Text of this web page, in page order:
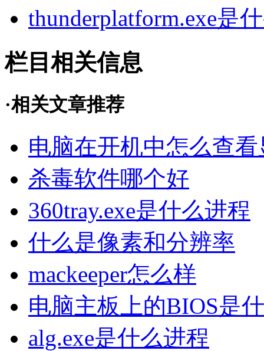
thunderplatform.exe是
栏目相关信息
·相关文章推荐
电脑在开机中怎么查
杀毒软件哪个好
360tray.exe是什么进程
什么是像素和分辨率
mackeeper怎么样
电脑主板上的BIOS是
alg.exe是什么进程